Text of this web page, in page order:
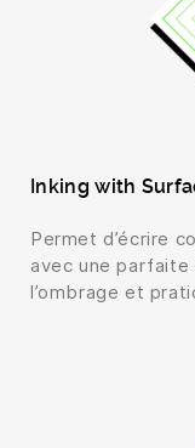
Inking with
Permet d’écrire
avec une parfaite
l’ombrage et